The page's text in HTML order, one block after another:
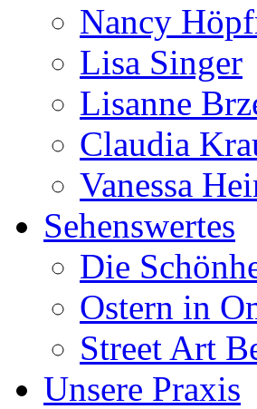
Nancy
Lisa Singer
Lisanne
Claudia
Vanessa
Sehenswertes
Die
Ostern in
Street Art
Unsere Praxis